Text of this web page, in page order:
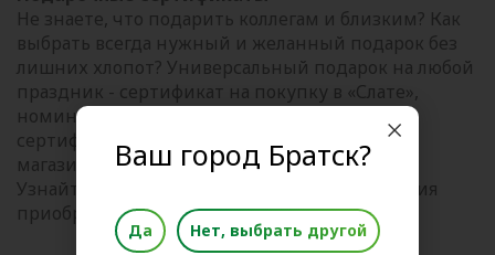
Не знаете, что подарить коллегам и близким? Как
выбрать всегда нужный и желанный подарок без
лишних хлопот? Универсальный подарок на любой
праздник - сертификат на покупку в «Слате»,
номиналом 500 и 1000 рублей. Подарочный
сертификат можно приобрести на кассах
магазинов.
Узнайте подробнее об условиях использования
приобретения можнона нашем сайте.
Ваш город Братск?
Да Нет, выбрать другой